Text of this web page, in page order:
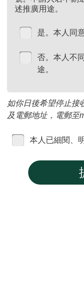
述推廣用途。
是。本人同
否。本人不
途。
如你日後希望停止接
及電郵地址，電郵至
本人已細閱、